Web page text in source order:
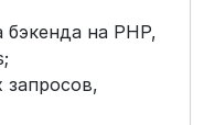
на PHP,